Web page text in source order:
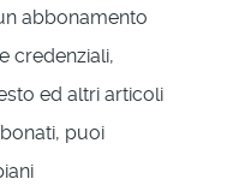
abbonamento
credenziali,
ed altri articoli
puoi